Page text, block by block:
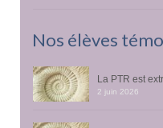
Nos élèves
La PTR est
2 juin 2026